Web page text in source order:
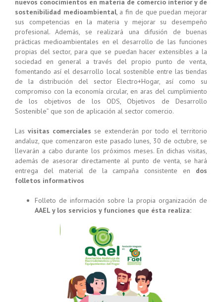
nuevos conocimientos en materia de comercio interior y de
sostenibilidad medioambiental, a fin de que puedan mejorar
sus competencias en la materia y mejorar su desempeño
profesional. Además, se realizará una difusión de buenas
prácticas medioambientales en el desarrollo de las funciones
propias del sector, para que se puedan hacer extensibles a la
sociedad en general a través del propio punto de venta,
fomentando así el desarrollo local sostenible entre las tiendas
de la distribución del sector Electro+Hogar, así como su
compromiso con la economía circular, en aras del cumplimiento
de los objetivos de los ODS, Objetivos de Desarrollo
Sostenible” que son de aplicación al sector comercio.
Lasvisitas comerciales se extenderán por todo el territorio
andaluz, que comenzaron este pasado lunes, 30 de octubre, se
llevarán a cabo durante los próximos meses. En dichas visitas,
además de asesorar directamente al punto de venta, se hará
entrega del material de la campaña consistente en dos
folletos informativos
Folleto de información sobre la propia organización de
AAEL y los servicios y funciones que ésta realiza: